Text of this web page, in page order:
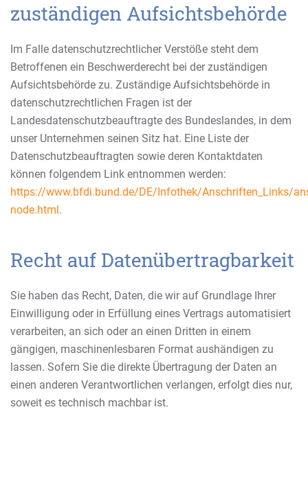
zuständigen Aufsichtsbehörde
Im Falle datenschutzrechtlicher Verstöße steht dem
Betroffenen ein Beschwerderecht bei der zuständigen
Aufsichtsbehörde zu. Zuständige Aufsichtsbehörde in
datenschutzrechtlichen Fragen ist der
Landesdatenschutzbeauftragte des Bundeslandes, in dem
unser Unternehmen seinen Sitz hat. Eine Liste der
Datenschutzbeauftragten sowie deren Kontaktdaten
können folgendem Link entnommen werden:
https://www.bfdi.bund.de/DE/Infothek/Anschriften_Links/
node.html.
Recht auf Datenübertragbarkeit
Sie haben das Recht, Daten, die wir auf Grundlage Ihrer
Einwilligung oder in Erfüllung eines Vertrags automatisiert
verarbeiten, an sich oder an einen Dritten in einem
gängigen, maschinenlesbaren Format aushändigen zu
lassen. Sofern Sie die direkte Übertragung der Daten an
einen anderen Verantwortlichen verlangen, erfolgt dies nur,
soweit es technisch machbar ist.